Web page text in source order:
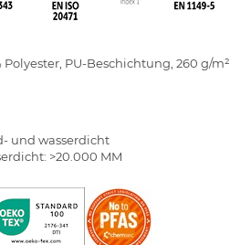
Polyester, PU-Beschichtung, 260 g/m²
und wasserdicht
>20.000 MM